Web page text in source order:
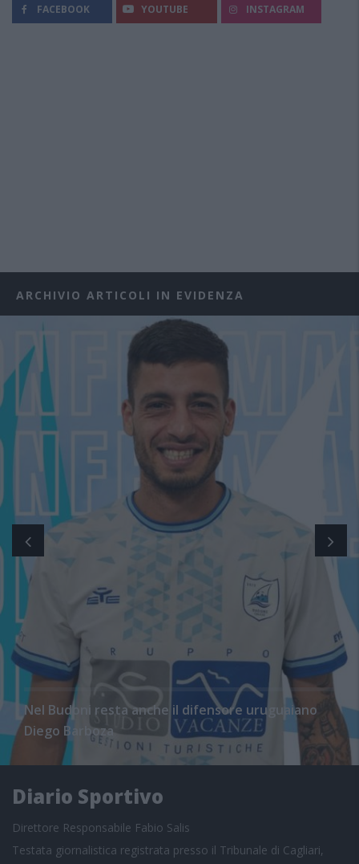
FACEBOOK YOUTUBE INSTAGRAM
ARCHIVIO ARTICOLI IN EVIDENZA
Nel Budoni resta anche il difensore uruguaiano
Diego Barboza
Diario Sportivo
Direttore Responsabile Fabio Salis
Testata giornalistica registrata presso il Tribunale di Cagliari,